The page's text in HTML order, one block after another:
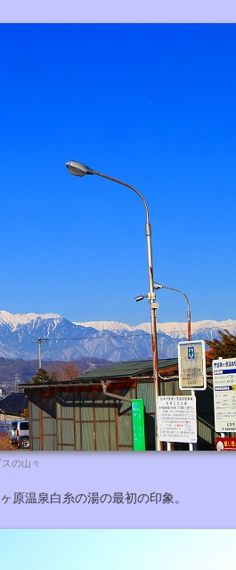
の山々
原温泉白糸の湯の最初の印象。